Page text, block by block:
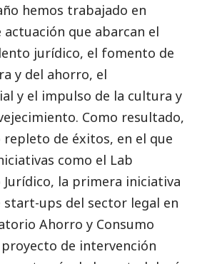
hemos trabajado en
que abarcan el
jurídico, el fomento de
y del ahorro, el
y el impulso de la cultura y
Como resultado,
de éxitos, en el que
como el Lab
la primera iniciativa
start-ups del sector legal en
Ahorro y Consumo
de intervención